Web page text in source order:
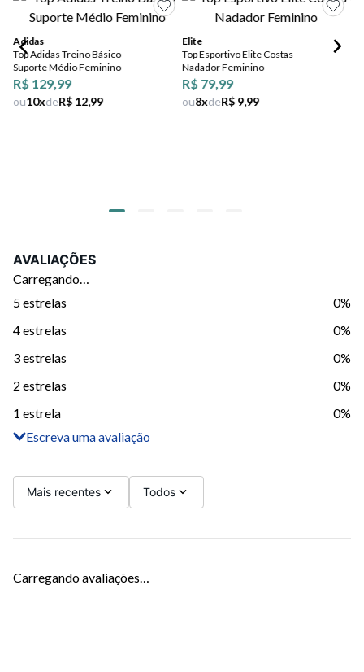
Adidas
Top Adidas Treino Básico
Suporte Médio Feminino
R$ 129,99
ou10xdeR$ 12,99
Elite
Top Esportivo Elite Costas
Nadador Feminino
R$ 79,99
ou8xdeR$ 9,99
AVALIAÇÕES
Carregando…
5 estrelas
0%
4 estrelas
0%
3 estrelas
0%
2 estrelas
0%
1 estrela
0%
Escreva uma avaliação
Título
Avalie o produto de 1 a 5 estrelas
Seu nome
Mais recentes Todos
Carregando avaliações…